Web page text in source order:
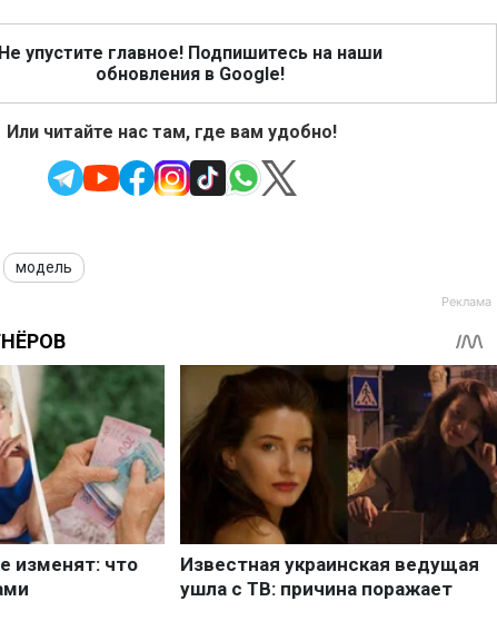
Не упустите главное! Подпишитесь на наши
обновления в Google!
Или читайте нас там, где вам удобно!
модель